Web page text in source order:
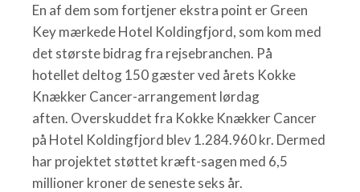
En af dem som fortjener ekstra point er Green
Key mærkede Hotel Koldingfjord, som kom med
det største bidrag fra rejsebranchen. På
hotellet deltog 150 gæster ved årets Kokke
Knækker Cancer-arrangement lørdag
aften. Overskuddet fra Kokke Knækker Cancer
på Hotel Koldingfjord blev 1.284.960 kr. Dermed
har projektet støttet kræft-sagen med 6,5
millioner kroner de seneste seks år.